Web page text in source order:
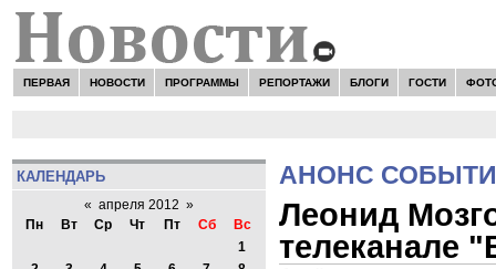
ПЕРВАЯ НОВОСТИ ПРОГРАММЫ РЕПОРТАЖИ БЛОГИ ГОСТИ
КАЛЕНДАРЬ
« апреля 2012 »
Пн
Вт Ср Чт Пт Сб
Вс
1
АНОНС
Леонид
телеканале